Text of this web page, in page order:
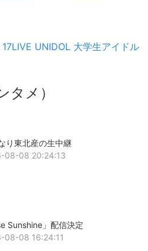
17LIVE UNIDOL 大学生アイドル
タメ）
り東北産の生中継
08-08 20:24:13
Sunshine」配信決定
08-08 16:24:11